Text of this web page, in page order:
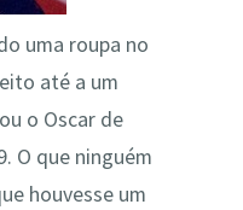
uma roupa no
até a um
o Oscar de
O que ninguém
houvesse um